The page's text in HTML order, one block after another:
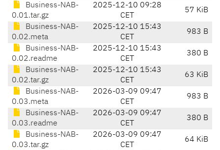
Business-NAB-
0.01.tar.gz
2025-12-10 09:28
CET
57 KiB
Business-NAB-
0.02.meta
2025-12-10 15:43
CET
983 B
Business-NAB-
0.02.readme
2025-12-10 15:43
CET
380 B
Business-NAB-
0.02.tar.gz
2025-12-10 15:43
CET
63 KiB
Business-NAB-
0.03.meta
2026-03-09 09:47
CET
983 B
Business-NAB-
0.03.readme
2026-03-09 09:47
CET
380 B
Business-NAB-
0.03.tar.gz
2026-03-09 09:47
CET
64 KiB